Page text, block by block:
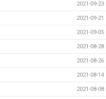
2021-09-23
2021-09-21
2021-09-05
2021-08-28
2021-08-26
2021-08-14
2021-08-08